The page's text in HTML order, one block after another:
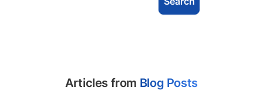
Articles from Blog Posts